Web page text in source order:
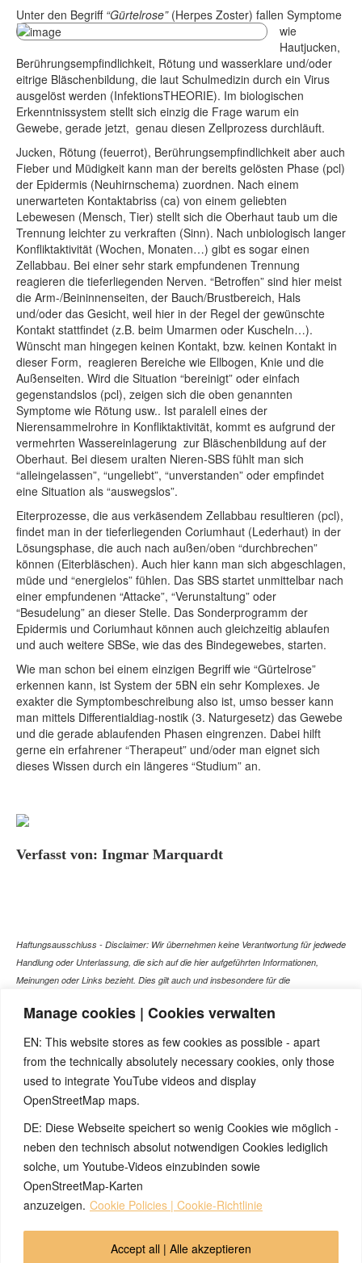
Manage cookies | Cookies verwalten
EN: This website stores as few cookies as possible - apart
from the technically absolutely necessary cookies, only those
used to integrate YouTube videos and display
OpenStreetMap maps.
DE: Diese Webseite speichert so wenig Cookies wie möglich -
neben den technisch absolut notwendigen Cookies lediglich
solche, um Youtube-Videos einzubinden sowie
OpenStreetMap-Karten
anzuzeigen. Cookie Policies | Cookie-Richtlinie
Accept all | Alle akzeptieren
Unter den Begriff “Gürtelrose”(Herpes Zoster) fallen Symptome
wie
Hautjucken,
Berührungsempfindlichkeit, Rötung und wasserklare und/oder
eitrige Bläschenbildung, die laut Schulmedizin durch ein Virus
ausgelöst werden (InfektionsTHEORIE). Im biologischen
Erkenntnissystem stellt sich einzig die Frage warum ein
Gewebe, gerade jetzt, genau diesen Zellprozess durchläuft.
Jucken, Rötung (feuerrot), Berührungsempfindlichkeit aber auch
Fieber und Müdigkeit kann man der bereits gelösten Phase (pcl)
der Epidermis (Neuhirnschema) zuordnen. Nach einem
unerwarteten Kontaktabriss (ca) von einem geliebten
Lebewesen (Mensch, Tier) stellt sich die Oberhaut taub um die
Trennung leichter zu verkraften (Sinn). Nach unbiologisch langer
Konfliktaktivität (Wochen, Monaten…) gibt es sogar einen
Zellabbau. Bei einer sehr stark empfundenen Trennung
reagieren die tieferliegenden Nerven. “Betroffen” sind hier meist
die Arm-/Beininnenseiten, der Bauch/Brustbereich, Hals
und/oder das Gesicht, weil hier in der Regel der gewünschte
Kontakt stattfindet (z.B. beim Umarmen oder Kuscheln…).
Wünscht man hingegen keinen Kontakt, bzw. keinen Kontakt in
dieser Form, reagieren Bereiche wie Ellbogen, Knie und die
Außenseiten. Wird die Situation “bereinigt” oder einfach
gegenstandslos (pcl), zeigen sich die oben genannten
Symptome wie Rötung usw.. Ist paralell eines der
Nierensammelrohre in Konfliktaktivität, kommt es aufgrund der
vermehrten Wassereinlagerung zur Bläschenbildung auf der
Oberhaut. Bei diesem uralten Nieren-SBS fühlt man sich
“alleingelassen”, “ungeliebt”, “unverstanden” oder empfindet
eine Situation als “auswegslos”.
Eiterprozesse, die aus verkäsendem Zellabbau resultieren (pcl),
findet man in der tieferliegenden Coriumhaut (Lederhaut) in der
Lösungsphase, die auch nach außen/oben “durchbrechen”
können (Eiterbläschen). Auch hier kann man sich abgeschlagen,
müde und “energielos” fühlen. Das SBS startet unmittelbar nach
einer empfundenen “Attacke”, “Verunstaltung” oder
“Besudelung” an dieser Stelle. Das Sonderprogramm der
Epidermis und Coriumhaut können auch gleichzeitig ablaufen
und auch weitere SBSe, wie das des Bindegewebes, starten.
Wie man schon bei einem einzigen Begriff wie “Gürtelrose”
erkennen kann, ist System der 5BN ein sehr Komplexes. Je
exakter die Symptombeschreibung also ist, umso besser kann
man mittels Differentialdiag-nostik (3. Naturgesetz) das Gewebe
und die gerade ablaufenden Phasen eingrenzen. Dabei hilft
gerne ein erfahrener “Therapeut” und/oder man eignet sich
dieses Wissen durch ein längeres “Studium” an.
Verfasst von: Ingmar Marquardt
Haftungsausschluss - Disclaimer: Wir übernehmen keine Verantwortung für jedwede
Handlung oder Unterlassung, die sich auf die hier aufgeführten Informationen,
Meinungen oder Links bezieht. Dies gilt auch und insbesondere für die
Gespräch mit dem Arzt Ihres Vertrauens darstellen können. Bei den Texten auf
Versuch einer Diagnose oder Behandlung! Wir übernehmen keinerlei Gewähr für die
Korrektheit, Aktualität, Vollständigkeit oder Qualität der Informationen auf dieser
Website. Zusätzlich müssen wir jede Haftung oder Garantie ausschließen. Dies gilt
auch für alle Verweise (Links), die direkt oder indirekt angeboten werden. Wir
können für die Inhalte solcher externen Sites, die Sie mittels eines Links oder
sonstiger Hinweise erreichen, keine Verantwortung übernehmen. Ferner haften wir
nicht für direkte oder indirekte Schäden, die auf Informationen zurückgeführt werden
können, die auf diesen externen Websites stehen
© 2026 by Ingmar Marquardt
Privacy Reglement Contact